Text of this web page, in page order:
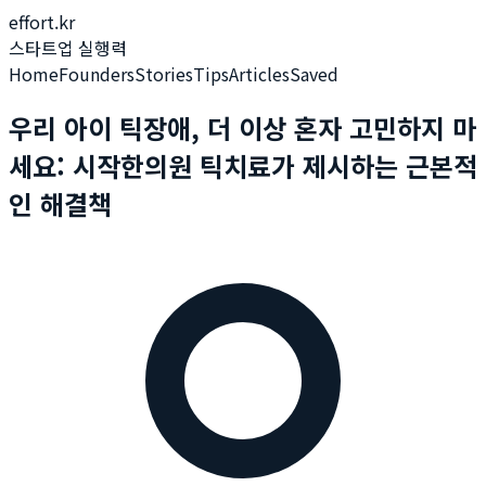
effort.kr
스타트업 실행력
HomeFoundersStoriesTipsArticlesSaved
우리 아이 틱장애, 더 이상 혼자 고민하지 마
세요: 시작한의원 틱치료가 제시하는 근본적
인 해결책